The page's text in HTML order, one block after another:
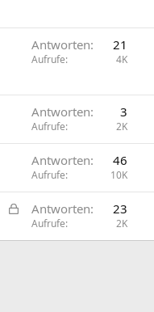
Antworten 21
Aufrufe 4K
Antworten 3
Aufrufe 2K
Antworten 46
Aufrufe 10K
G
s
Antworten 23
Aufrufe 2K